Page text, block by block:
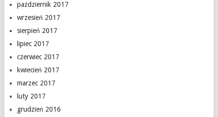
październik 2017
wrzesień 2017
sierpień 2017
lipiec 2017
czerwiec 2017
kwiecień 2017
marzec 2017
luty 2017
grudzień 2016